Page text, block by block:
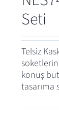
Seti
Telsiz
konuş
tasarıma